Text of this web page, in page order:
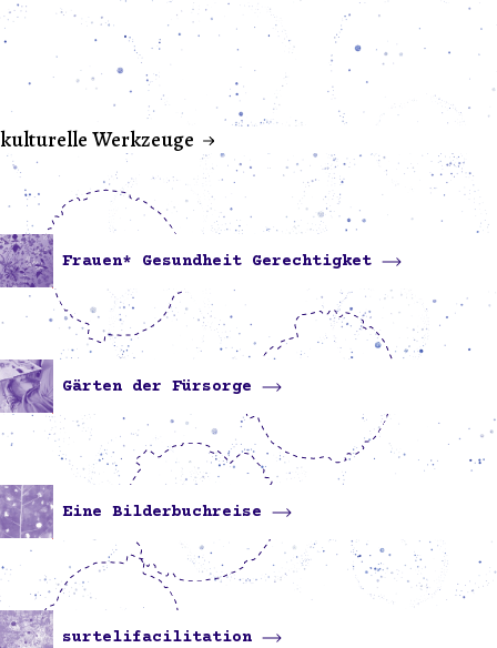
kulturelle Werkzeuge
Frauen* Gesundheit Gerechtigket
Gärten der Fürsorge
Eine Bilderbuchreise
surtelifacilitation